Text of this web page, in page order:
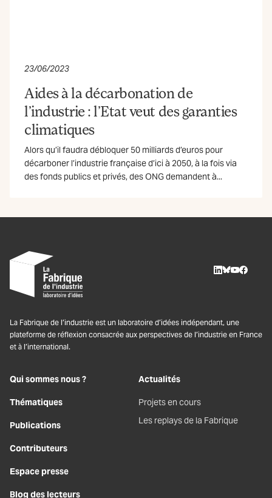
23/06/2023
Aides à la décarbonation de
l’industrie : l’Etat veut des garanties
climatiques
Alors qu’il faudra débloquer 50 milliards d’euros pour
décarboner l’industrie française d’ici à 2050, à la fois via
des fonds publics et privés, des ONG demandent à...
La Fabrique de l’industrie est un laboratoire d’idées indépendant, une
plateforme de réflexion consacrée aux perspectives de l’industrie en France
et à l’international.
Qui sommes nous ?
Thématiques
Publications
Contributeurs
Espace presse
Blog des lecteurs
Actualités
Projets en cours
Les replays de la Fabrique